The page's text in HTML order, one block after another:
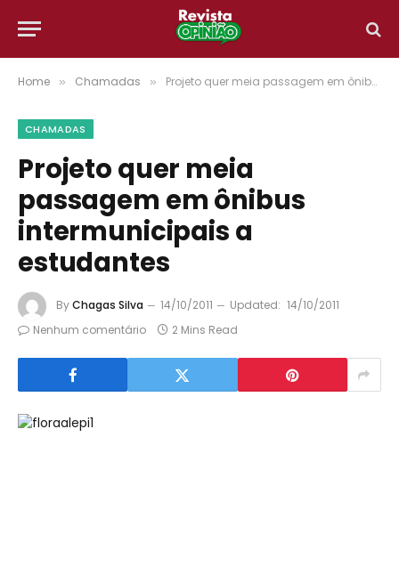
Home » Chamadas » Projeto quer meia passagem em ônibus intermunicipais a estudantes
CHAMADAS
Projeto quer meia
passagem em ônibus
intermunicipais a
estudantes
ByChagas Silva 14/10/2011 Updated: 14/10/2011
Nenhum comentário
2 Mins Read